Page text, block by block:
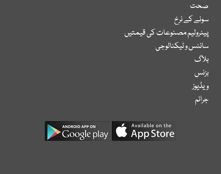
صحت
سونے کے نرخ
پیٹرولیم مصنوعات کی قیمتیں
سائنس و ٹیکنالوجی
بلاگ
بزنس
ویڈیوز
جرائم